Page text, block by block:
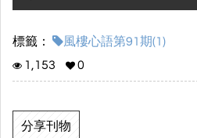
標籤：
風樓心語第91期(1)
1,153
0
分享刊物